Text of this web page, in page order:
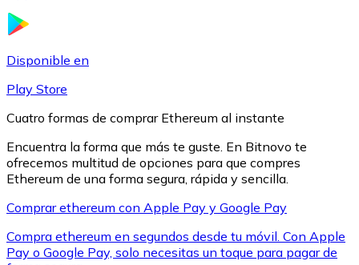
Disponible en
Play Store
Cuatro formas de comprar Ethereum al instante
Encuentra la forma que más te guste. En Bitnovo te
ofrecemos multitud de opciones para que compres
Ethereum de una forma segura, rápida y sencilla.
Comprar ethereum con Apple Pay y Google Pay
Compra ethereum en segundos desde tu móvil. Con Apple
Pay o Google Pay, solo necesitas un toque para pagar de